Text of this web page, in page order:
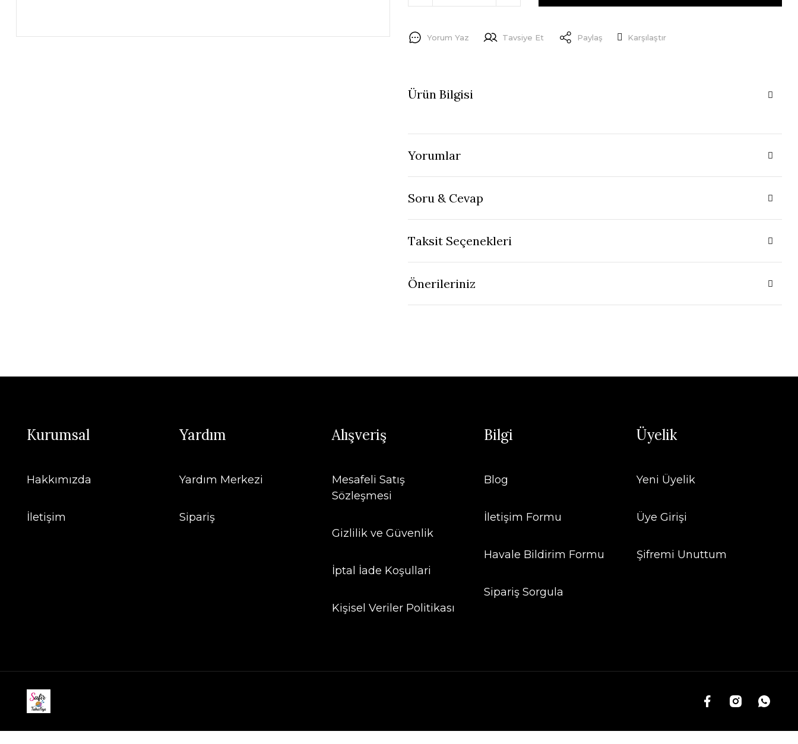
Yorum Yaz Tavsiye Et Paylaş Karşılaştır
Ürün Bilgisi
Yorumlar
Soru & Cevap
Taksit Seçenekleri
Önerileriniz
Kurumsal
Hakkımızda
İletişim
Yardım
Yardım Merkezi
Sipariş
Alışveriş
Mesafeli Satış
Sözleşmesi
Gizlilik ve Güvenlik
İptal İade Koşullari
Kişisel Veriler Politikası
Bilgi
Blog
İletişim Formu
Havale Bildirim Formu
Sipariş Sorgula
Üyelik
Yeni Üyelik
Üye Girişi
Şifremi Unuttum